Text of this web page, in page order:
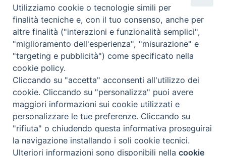
Piazza Duomo, 11 - 27100 Pavia - Tel. 0382.386511 - Fax
0382.386525 -servizigenerali@diocesi.pavia.it -Privacy policy
Twitter
Utilizziamo cookie o tecnologie simili per
finalità tecniche e, con il tuo consenso, anche per
altre finalità ("interazioni e funzionalità semplici",
"miglioramento dell'esperienza", "misurazione" e
"targeting e pubblicità") come specificato nella
cookie policy.
Cliccando su "accetta" acconsenti all'utilizzo dei
cookie. Cliccando su "personalizza" puoi avere
maggiori informazioni sui cookie utilizzati e
personalizzare le tue preferenze. Cliccando su
"rifiuta" o chiudendo questa informativa proseguirai
la navigazione installando i soli cookie tecnici.
Ulteriori informazioni sono disponibili nellacookie